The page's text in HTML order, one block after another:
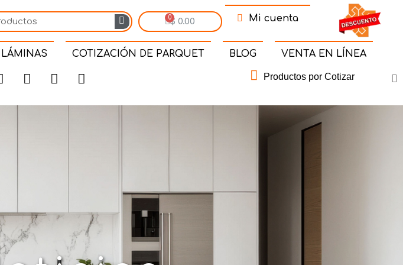
$ 0.00 Mi cuenta
COTIZACIÓN DE PARQUET BLOG VENTA EN LÍNEA
Productos por Cotizar